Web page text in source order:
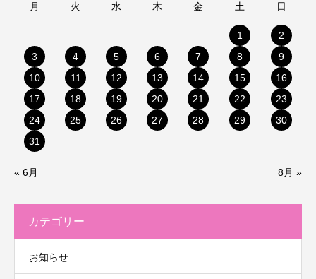
月 火 水 木 金 土 日
1
2
3
4 5 6 7 8
9
10
11 12 13 14 15
16
17
18 19 20 21 22
23
24
25 26 27 28 29
30
31
« 6月 8月 »
カテゴリー
お知らせ